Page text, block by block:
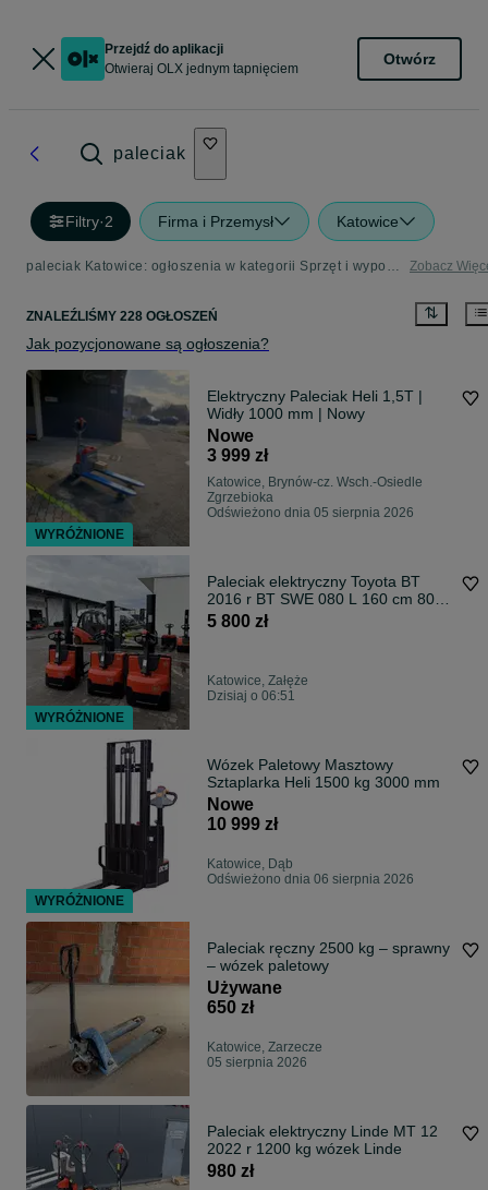
Przejdź do aplikacji
Otwieraj OLX jednym tapnięciem
Otwórz
paleciak
Filtry·2 Firma i Przemysł Katowice
paleciak Katowice: ogłoszenia w kategorii Sprzęt i wyposażenie dla firm Zobacz
ZNALEŹLIŚMY 228 OGŁOSZEŃ
Jak pozycjonowane są ogłoszenia?
Elektryczny Paleciak Heli 1,5T |
Widły 1000 mm | Nowy
Nowe
3 999 zł
Katowice, Brynów-cz. Wsch.-Osiedle
Zgrzebioka
Odświeżono dnia 05 sierpnia 2026
Paleciak elektryczny Toyota BT
2016 r BT SWE 080 L 160 cm 800
kg wózek
5 800 zł
Katowice, Załęże
Dzisiaj o 06:51
Wózek Paletowy Masztowy
Sztaplarka Heli 1500 kg 3000 mm
Nowe
10 999 zł
Katowice, Dąb
Odświeżono dnia 06 sierpnia 2026
Paleciak ręczny 2500 kg – sprawny
– wózek paletowy
Używane
650 zł
Katowice, Zarzecze
05 sierpnia 2026
Paleciak elektryczny Linde MT 12
2022 r 1200 kg wózek Linde
980 zł
WYRÓŻNIONE
WYRÓŻNIONE
WYRÓŻNIONE